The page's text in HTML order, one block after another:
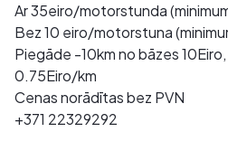
Ar 35eiro/motorstunda
Bez 10 eiro/motorstuna
Piegāde -10km no bāzes
0.75Eiro/km
Cenas norādītas bez PVN
+371 22329292